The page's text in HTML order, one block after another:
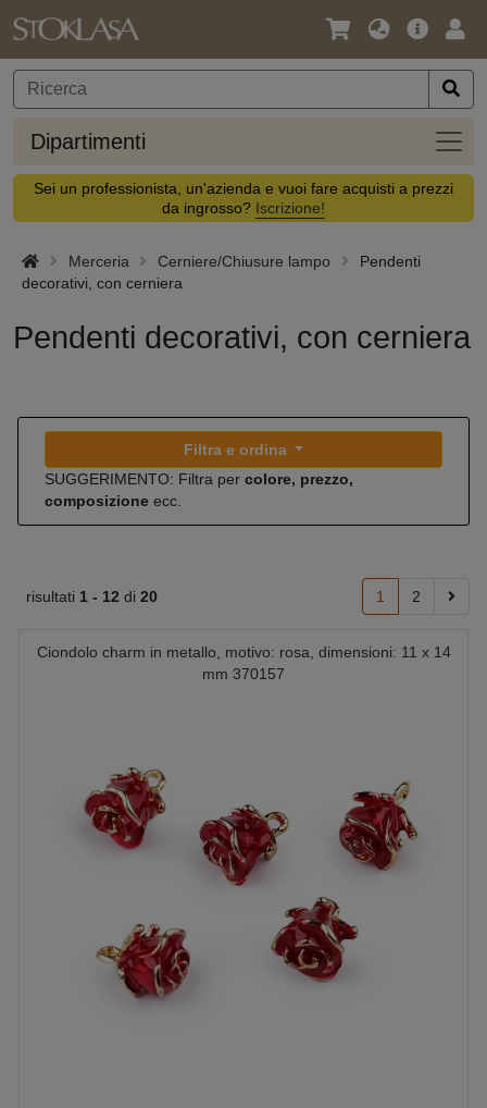
Lingua
Valuta
Offerta
Dipartimenti
Sei un professionista, un'azienda e vuoi fare acquisti a prezzi
da ingrosso? Iscrizione!
Merceria Cerniere/Chiusure lampo
Pendenti
decorativi, con cerniera
Pendenti decorativi, con cerniera
Filtra e ordina
SUGGERIMENTO: Filtra per colore, prezzo,
composizione ecc.
risultati 1 - 12 di 20 1 2
Ciondolo charm in metallo, motivo: rosa, dimensioni: 11 x 14
mm 370157